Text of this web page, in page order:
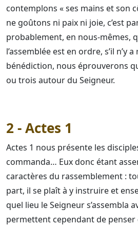
contemplons « ses mains et son
ne goûtons ni paix ni joie, c’est
probablement, en nous-mêmes,
l’assemblée est en ordre, s’il
bénédiction, nous éprouverons
ou trois autour du Seigneur.
2 - Actes 1
Actes 1 nous présente les
commanda… Eux donc étant
caractères du rassemblement :
part, il se plaît à y instruire et
quel lieu le Seigneur s’assembla
permettent cependant de